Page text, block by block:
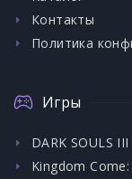
Контакты
Политика
Игры
DARK SOULS III
Kingdom